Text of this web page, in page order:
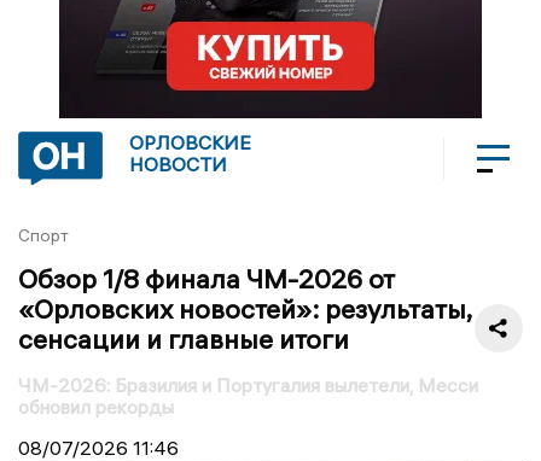
ОРЛОВСКИЕ
НОВОСТИ
Спорт
Обзор 1/8 финала ЧМ-2026 от
«Орловских новостей»: результаты,
сенсации и главные итоги
ЧМ-2026: Бразилия и Португалия вылетели, Месси
обновил рекорды
08/07/2026 11:46